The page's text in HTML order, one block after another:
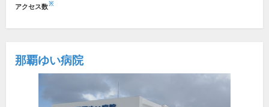
アクセス数※
那覇ゆい病院